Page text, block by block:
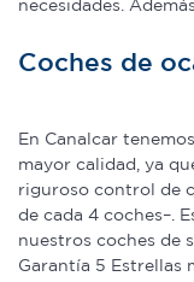
necesidades.
Coches de
En Canalcar
mayor calidad, ya
riguroso control de
de cada 4 coches–.
nuestros coches de
Garantía 5 Estrellas